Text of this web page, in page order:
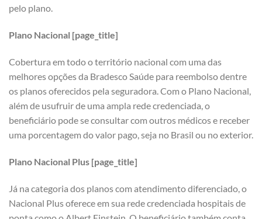
pelo plano.
Plano Nacional [page_title]
Cobertura em todo o território nacional com uma das
melhores opções da Bradesco Saúde para reembolso dentre
os planos oferecidos pela seguradora. Com o Plano Nacional,
além de usufruir de uma ampla rede credenciada, o
beneficiário pode se consultar com outros médicos e receber
uma porcentagem do valor pago, seja no Brasil ou no exterior.
Plano Nacional Plus [page_title]
Já na categoria dos planos com atendimento diferenciado, o
Nacional Plus oferece em sua rede credenciada hospitais de